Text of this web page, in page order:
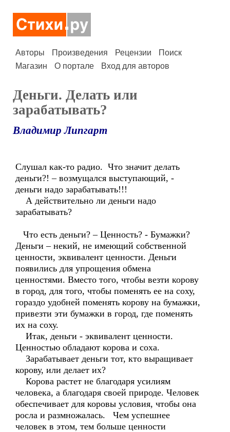
Авторы Произведения Рецензии
Поиск
Магазин
О портале Вход для авторов
Деньги. Делать или
зарабатывать?
Владимир Липгарт
Слушал как-то радио. Что значит делать
деньги?! – возмущался выступающий, -
деньги надо зарабатывать!!!
А действительно ли деньги надо
зарабатывать?
Что есть деньги? – Ценность? - Бумажки?
Деньги – некий, не имеющий собственной
ценности, эквивалент ценности. Деньги
появились для упрощения обмена
ценностями. Вместо того, чтобы везти корову
в город, для того, чтобы поменять ее на соху,
гораздо удобней поменять корову на бумажки,
привезти эти бумажки в город, где поменять
их на соху.
Итак, деньги - эквивалент ценности.
Ценностью обладают корова и соха.
Зарабатывает деньги тот, кто выращивает
корову, или делает их?
Корова растет не благодаря усилиям
человека, а благодаря своей природе. Человек
обеспечивает для коровы условия, чтобы она
росла и размножалась. Чем успешнее
человек в этом, тем больше ценности